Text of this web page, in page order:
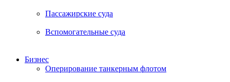
Пассажирские суда
Вспомогательные суда
Бизнес
Оперирование танкерным флотом